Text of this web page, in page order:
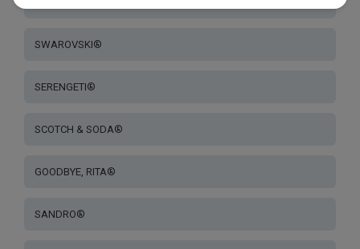
SWAROVSKI®
SERENGETI®
SCOTCH & SODA®
GOODBYE, RITA®
SANDRO®